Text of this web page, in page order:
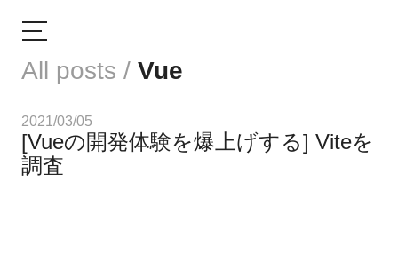
All posts / Vue
2021/03/05
[Vueの開発体験を爆上げする] Viteを
調査